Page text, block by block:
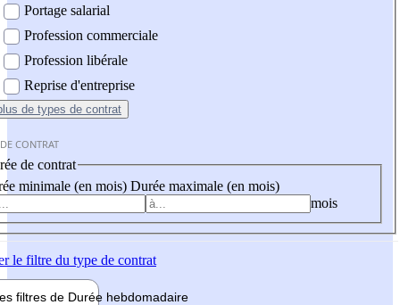
Portage salarial
Profession commerciale
Profession libérale
Reprise d'entreprise
de types de contrat
CONTRAT
de contrat
minimale (en mois) Durée maximale (en mois)
mois
le filtre du type de contrat
filtres de Durée hebdomadaire